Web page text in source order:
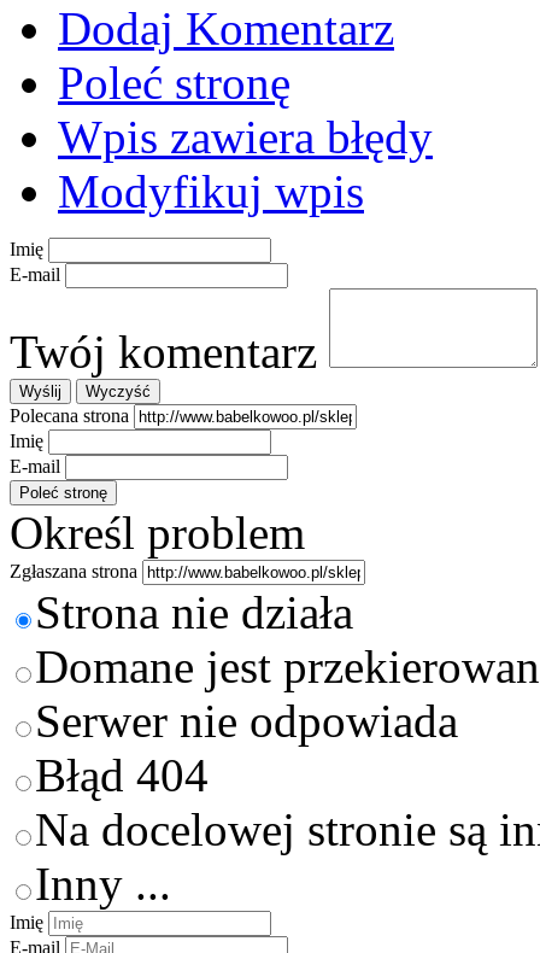
Dodaj Komentarz
Poleć stronę
Wpis zawiera błędy
Modyfikuj wpis
Imię
E-mail
Twój komentarz
Polecana strona
Imię
E-mail
Określ problem
Zgłaszana strona
Strona nie działa
Domane jest
Serwer nie odpowiada
Błąd 404
Na docelowej stronie są
Inny ...
Imię
E-mail